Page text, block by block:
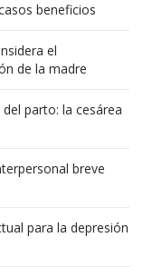
beneficios
el
de la madre
parto: la cesárea
breve
para la depresión